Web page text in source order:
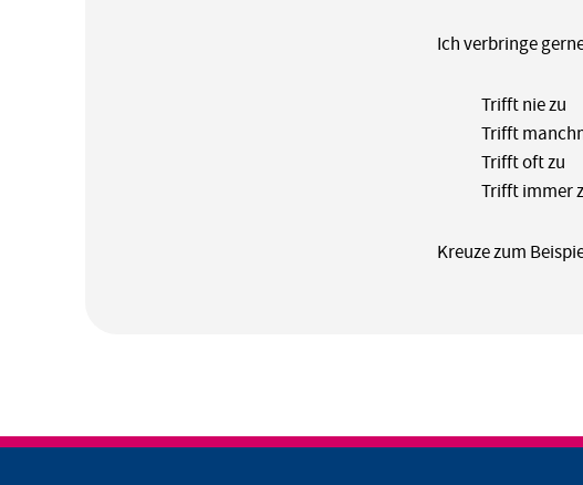
Ich verbringe
Trifft nie zu
Trifft
Trifft oft zu
Trifft immer
Kreuze zum